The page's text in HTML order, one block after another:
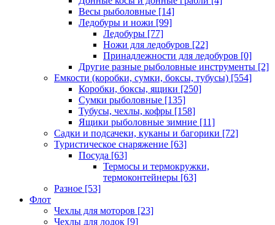
Весы рыболовные [14]
Ледобуры и ножи [99]
Ледобуры [77]
Ножи для ледобуров [22]
Принадлежности для ледобуров [0]
Другие разные рыболовные инструменты [2]
Емкости (коробки, сумки, боксы, тубусы) [554]
Коробки, боксы, ящики [250]
Сумки рыболовные [135]
Тубусы, чехлы, кофры [158]
Ящики рыболовные зимние [11]
Садки и подсачеки, куканы и багорики [72]
Туристическое снаряжение [63]
Посуда [63]
Термосы и термокружки,
термоконтейнеры [63]
Разное [53]
Флот
Чехлы для моторов [23]
Чехлы для лодок [9]